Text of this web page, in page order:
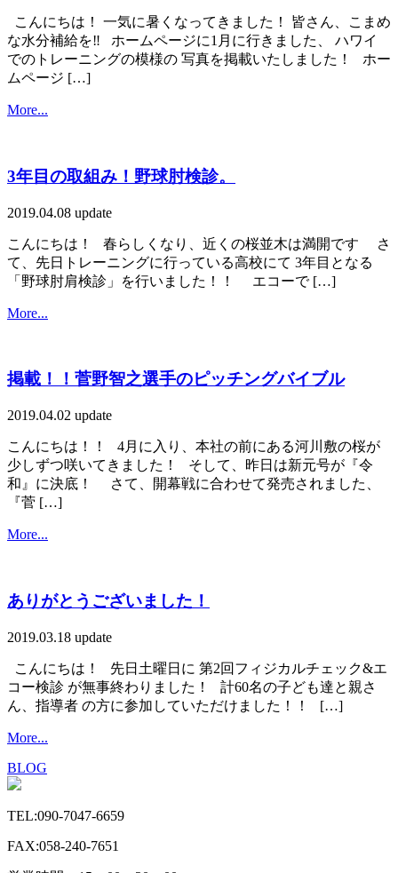
こんにちは！ 一気に暑くなってきました！ 皆さん、こまめ
な水分補給を‼️ ホームページに1月に行きました、 ハワイ
でのトレーニングの模様の 写真を掲載いたしました！ ホー
ムページ […]
More...
3年目の取組み！野球肘検診。
2019.04.08 update
こんにちは！ 春らしくなり、近くの桜並木は満開です さ
て、先日トレーニングに行っている高校にて 3年目となる
「野球肘肩検診」を行いました！！ エコーで […]
More...
掲載！！菅野智之選手のピッチングバイブル
2019.04.02 update
こんにちは！！ 4月に入り、本社の前にある河川敷の桜が
少しずつ咲いてきました！ そして、昨日は新元号が『令
和』に決底！ さて、開幕戦に合わせて発売されました、
『菅 […]
More...
ありがとうございました！
2019.03.18 update
こんにちは！ 先日土曜日に 第2回フィジカルチェック&エ
コー検診 が無事終わりました！ 計60名の子ども達と親さ
ん、指導者 の方に参加していただけました！！ […]
More...
BLOG
TEL:090-7047-6659
FAX:058-240-7651